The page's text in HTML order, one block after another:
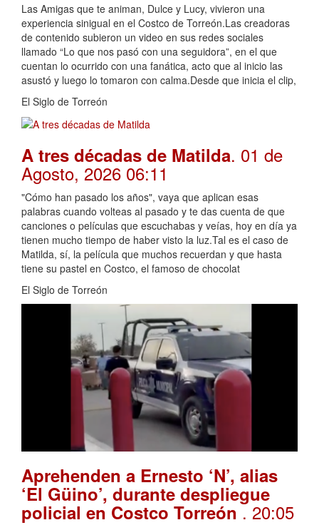
Las Amigas que te animan, Dulce y Lucy, vivieron una
experiencia sinigual en el Costco de Torreón.Las creadoras
de contenido subieron un video en sus redes sociales
llamado “Lo que nos pasó con una seguidora”, en el que
cuentan lo ocurrido con una fanática, acto que al inicio las
asustó y luego lo tomaron con calma.Desde que inicia el clip,
El Siglo de Torreón
A tres décadas de Matilda. 01 de
Agosto, 2026 06:11
"Cómo han pasado los años", vaya que aplican esas
palabras cuando volteas al pasado y te das cuenta de que
canciones o películas que escuchabas y veías, hoy en día ya
tienen mucho tiempo de haber visto la luz.Tal es el caso de
Matilda, sí, la película que muchos recuerdan y que hasta
tiene su pastel en Costco, el famoso de chocolat
El Siglo de Torreón
Aprehenden a Ernesto ‘N’, alias
‘El Güino’, durante despliegue
policial en Costco Torreón. 20:05